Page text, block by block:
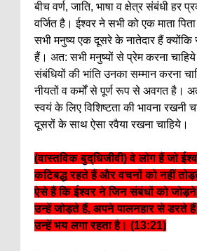
बीच वर्ण, जाति, भाषा व क्षेत्र संबंधी हर
वर्जित है। ईश्वर ने सभी को एक माता
सभी मनुष्य एक दूसरे के नातेदार हैं क्योंकि
हैं। अत: सभी मनुष्यों से प्रेम करना
संबंधियों की भांति उनका सम्मान करना
नीयतों व कर्मों से पूर्ण रूप से अवगत है।
स्वयं के लिए विशिष्टता की भावना रखनी
दूसरों के साथ ऐसा रवैया रखना चाहिये।
(वास्तविक बुद्धिजीवी) वे लोग हैं जो
कटिबद्ध रहते हैं और वचनों को नहीं
ऐसे हैं कि ईश्वर ने जिन संबंधों को
उन्हें जोड़ते हैं, अपने पालनहार से डरते
उन्हें भय लगा रहता है। (13:21)